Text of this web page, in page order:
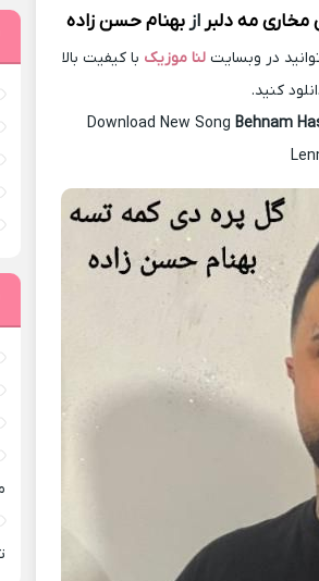
مه دلبر ازبهنام حسن زاده
در وبسایت لنا موزیک با کیفیت بالا
کنید.
Download New Song Behnam